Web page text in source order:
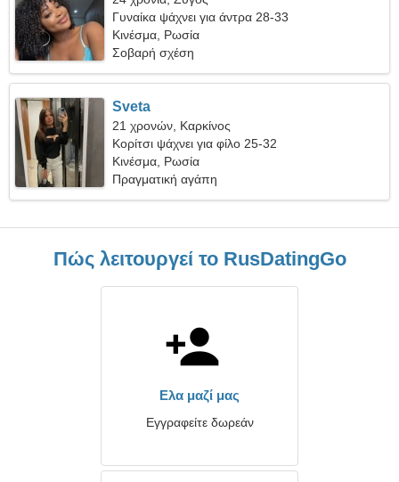
Γυναίκα ψάχνει για άντρα 28-33
Κινέσμα, Ρωσία
Σοβαρή σχέση
Sveta
21 χρονών, Καρκίνος
Κορίτσι ψάχνει για φίλο 25-32
Κινέσμα, Ρωσία
Πραγματική αγάπη
Πώς λειτουργεί το RusDatingGo
Ελα μαζί μας
Εγγραφείτε δωρεάν